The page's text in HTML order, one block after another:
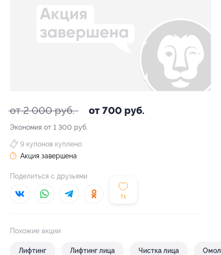
от 2 000 руб. от 700 руб.
Экономия от 1 300 руб.
71
9 купонов куплено
Акция завершена
Поделиться с друзьями
Похожие акции
Лифтинг Лифтинг лица Чистка лица